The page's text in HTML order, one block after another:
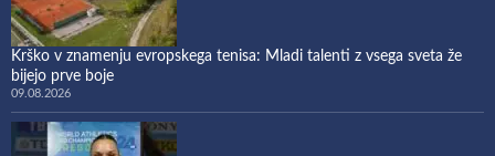
Krško v znamenju evropskega tenisa: Mladi talenti z vsega sveta že
bijejo prve boje
09.08.2026